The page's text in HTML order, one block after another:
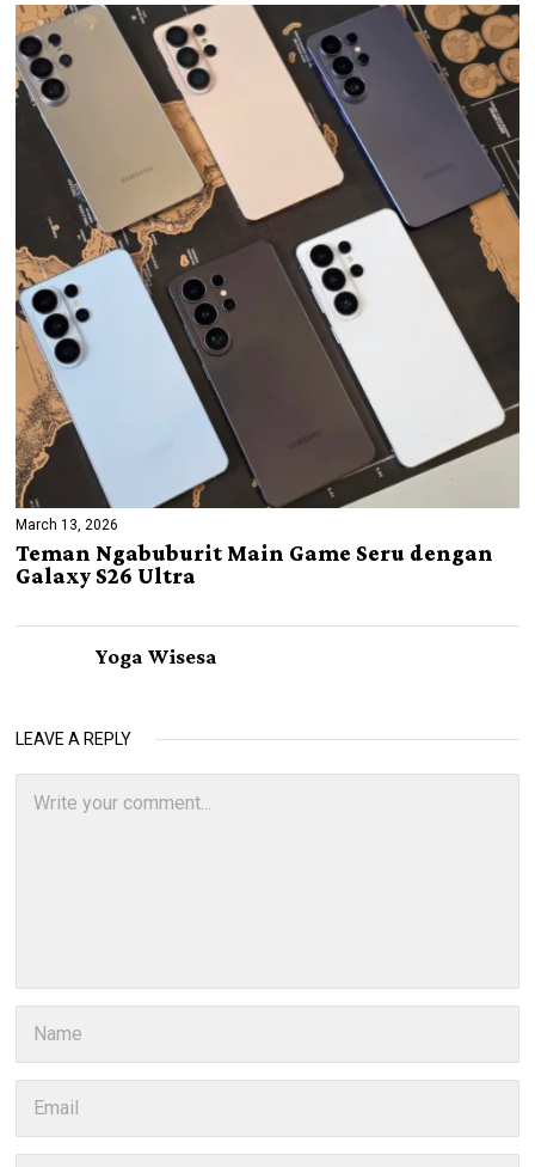
March 13, 2026
Teman Ngabuburit Main Game Seru dengan
Galaxy S26 Ultra
Yoga Wisesa
LEAVE A REPLY